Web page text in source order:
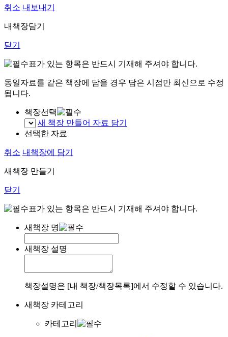
취소 내보내기
내책장담기
닫기
표가 있는 항목은 반드시 기재해 주셔야 합니다.
동일자료를 같은 책장에 담을 경우 담은 시점만 최신으로 수정
됩니다.
책장선택
새 책장 만들어 자료 담기
선택한 자료
취소 내책장에 담기
새책장 만들기
닫기
표가 있는 항목은 반드시 기재해 주셔야 합니다.
새책장 명
새책장 설명
책장설명은 [내 책장/책장목록]에서 수정할 수 있습니다.
새책장 카테고리
카테고리